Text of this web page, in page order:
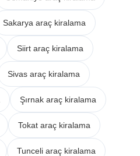
Sakarya araç kiralama
Siirt araç kiralama
Sivas araç kiralama
Şırnak araç kiralama
Tokat araç kiralama
Tunceli araç kiralama